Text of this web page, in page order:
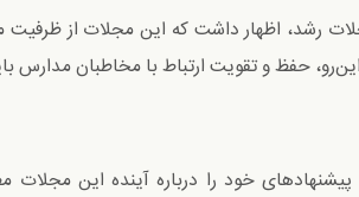
رشد، اظهار داشت که این مجلات از ظرفیت
حفظ و تقویت ارتباط با مخاطبان مدارس
خود را درباره آینده این مجلات